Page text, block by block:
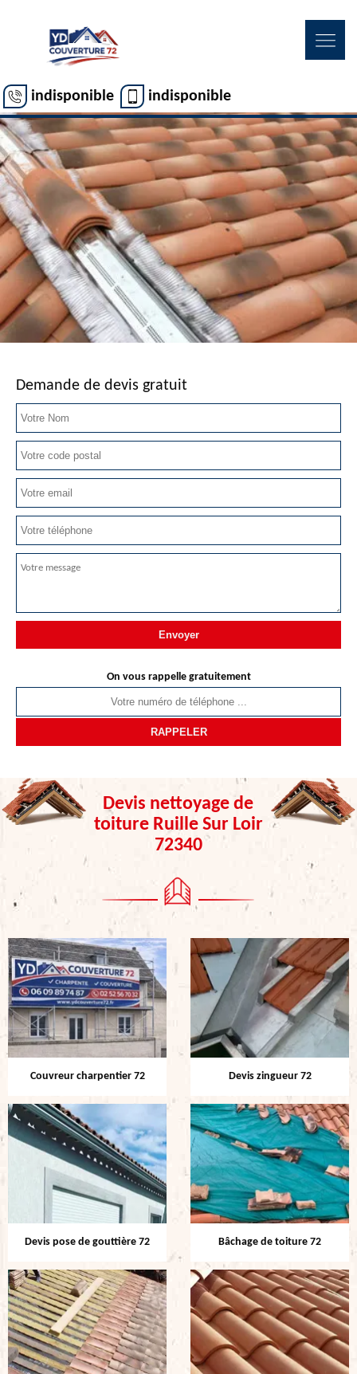
indisponible indisponible
Demande de devis gratuit
On vous rappelle gratuitement
Devis nettoyage de
toiture Ruille Sur Loir
72340
Couvreur charpentier 72 Devis zingueur 72
Devis pose de gouttière 72 Bâchage de toiture 72